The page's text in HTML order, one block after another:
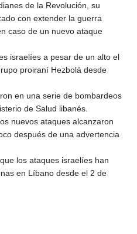
de la Revolución, su
con extender la guerra
caso de un nuevo ataque
israelíes a pesar de un alto el
proiraní Hezbolá desde
en una serie de bombardeos
de Salud libanés.
nuevos ataques alcanzaron
después de una advertencia
los ataques israelíes han
en Líbano desde el 2 de